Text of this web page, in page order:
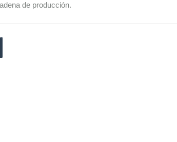
de producción.